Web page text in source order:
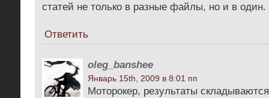
статей не только в разные файлы, но и в один.
Ответить
oleg_banshee
Январь 15th, 2009 в 8:01 пп
Моторокер, результаты